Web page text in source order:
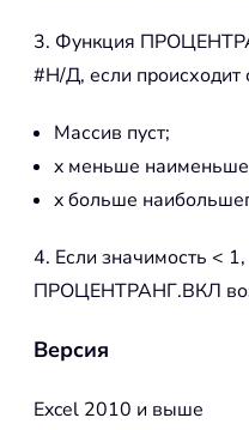
3. Функция
#Н/Д, если происходит
Массив пуст;
x меньше
x больше
4. Если значимость <
ПРОЦЕНТРАНГ.ВКЛ
Версия
Excel 2010 и выше